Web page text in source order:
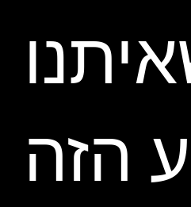
הזה